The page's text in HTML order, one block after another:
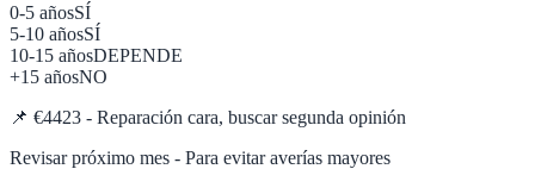
0-5 añosSÍ
5-10 añosSÍ
10-15 añosDEPENDE
+15 añosNO
📌 €4423 - Reparación cara, buscar segunda opinión
Revisar próximo mes - Para evitar averías mayores